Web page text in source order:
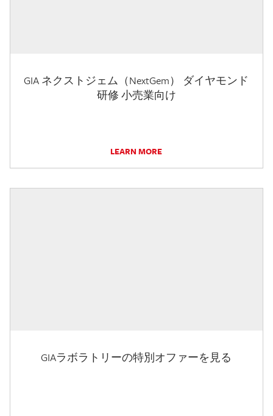
GIA ネクストジェム（NextGem） ダイヤモンド
研修 小売業向け
LEARN MORE
GIAラボラトリーの特別オファーを見る